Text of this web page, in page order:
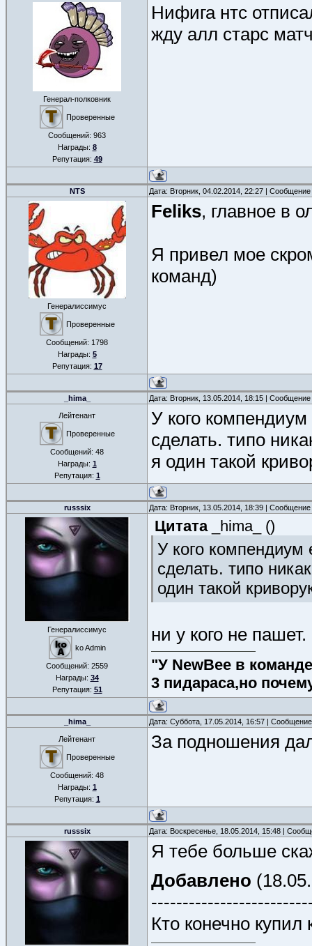
Генерал-полковник
Проверенные
Сообщений: 963
Награды: 8
Репутация: 49
Нифига нтс
жду алл старс
NTS Дата: Вторник, 04.02.2014, 22:27 |
Генералиссимус
Проверенные
Сообщений: 1798
Награды: 5
Репутация: 17
Feliks, главное в
Я привел мое
команд)
_hima_ Дата: Вторник, 13.05.2014, 18:15 |
Лейтенант
Проверенные
Сообщений: 48
Награды: 1
Репутация: 1
У кого
сделать. типо
я один такой
russsix Дата: Вторник, 13.05.2014, 18:39 |
Генералиссимус
ko Admin
Сообщений: 2559
Награды: 34
Репутация: 51
Цитата _hima_ ()
У кого компендиум
сделать. типо
один такой
ни у кого не пашет.
"У NewBee в
3 пидараса,но
_hima_ Дата: Суббота, 17.05.2014, 16:57 |
Лейтенант
Проверенные
Сообщений: 48
Награды: 1
Репутация: 1
За подношения
russsix Дата: Воскресенье, 18.05.2014, 15:48 |
Я тебе больше
Добавлено
Кто конечно